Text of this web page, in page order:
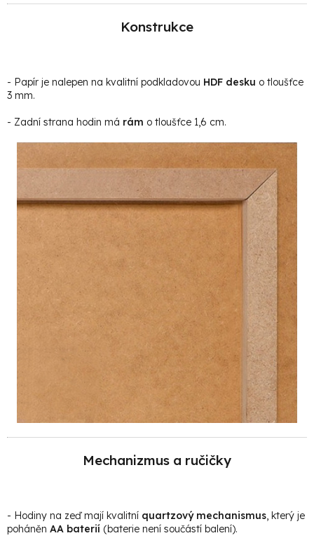
Konstrukce
- Papír je nalepen na kvalitní podkladovou HDF desku o tloušťce
3 mm.
- Zadní strana hodin má rám o tloušťce 1,6 cm.
Mechanizmus a ručičky
- Hodiny na zeď mají kvalitní quartzový mechanismus, který je
poháněn AA baterií (baterie není součástí balení).